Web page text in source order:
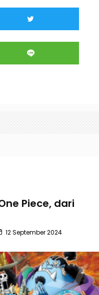
Piece, dari
12 September 2024